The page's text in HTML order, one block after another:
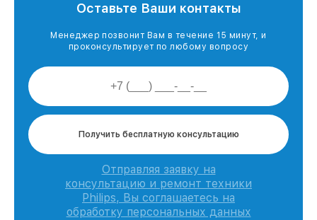
Оставьте Ваши контакты
Менеджер позвонит Вам в течение 15 минут, и
проконсультирует по любому вопросу
Получить бесплатную консультацию
Отправляя заявку на
консультацию и ремонт техники
Philips, Вы соглашаетесь на
обработку персональных данных